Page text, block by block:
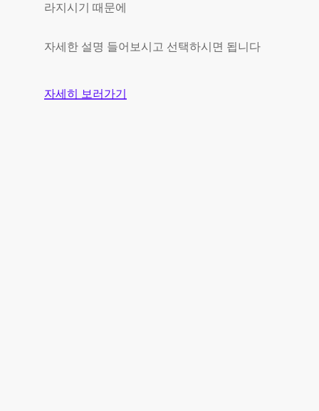
라지시기 때문에
자세한 설명 들어보시고 선택하시면 됩니다
자세히 보러가기